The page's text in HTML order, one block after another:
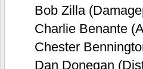
Bob Zilla
Charlie Benante
Chester
Dan Donegan